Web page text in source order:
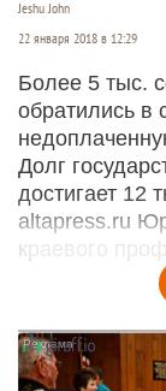
Jeshu John
22 января 2018 в 12:29
Более 5 тыс.
обратились в
Долг
достигает 12
altapress.ru
краевого